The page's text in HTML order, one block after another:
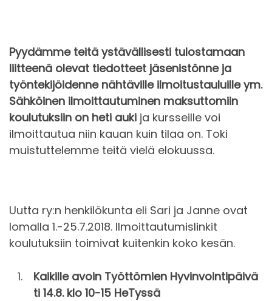
Pyydämme teitä ystävällisesti tulostamaan
liitteenä olevat tiedotteet jäsenistönne ja
työntekijöidenne nähtäville ilmoitustauluille ym.
Sähköinen ilmoittautuminen maksuttomiin
koulutuksiin on heti auki ja kursseille voi
ilmoittautua niin kauan kuin tilaa on. Toki
muistuttelemme teitä vielä elokuussa.
Uutta ry:n henkilökunta eli Sari ja Janne ovat
lomalla 1.-25.7.2018. Ilmoittautumislinkit
koulutuksiin toimivat kuitenkin koko kesän.
Kaikille avoin Työttömien Hyvinvointipäivä
ti 14.8. klo 10-15 HeTyssä